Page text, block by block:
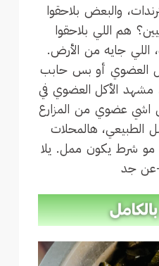
والبعض بلاحقوا
هم اللي بلاحقوا
اللي جايه من الأرض.
العضوي أو بس حابب
الأكل العضوي في
اشي عضوي من المزارع
الطبيعي، هالمحلات
مو شرط يكون ممل. يلا
جد